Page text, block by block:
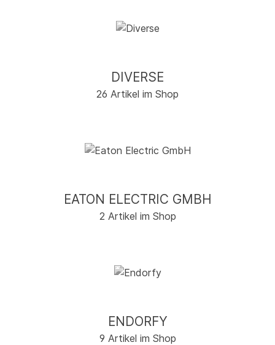
DIVERSE
26 Artikel im Shop
EATON ELECTRIC GMBH
2 Artikel im Shop
ENDORFY
9 Artikel im Shop